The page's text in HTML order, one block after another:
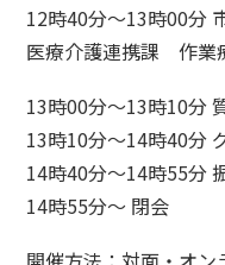
12時40分～13時00分
医療介護連携課 作
13時00分～13時10分
13時10分～14時40分
14時40分～14時55分
14時55分～ 閉会